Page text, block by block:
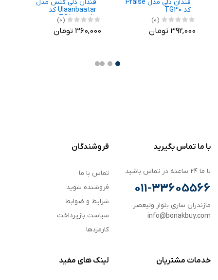
قندان دلی مدل Praise
کد TG30
(0)
392,000 تومان
قندان دلی گلس مدل
Ulaanbaatar کد
TG9003-3/5
(0)
360,000 تومان
با ما تماس بگیرید
با ما ۲۴ ساعته در تماس باشید
011-33605566
مازندران ساری بلوار ولیعصر
info@bonakbuy.com
فروشندگان
تماس با ما
فروشنده شوید
شرایط و ضوابط
سیاست بازپرداخت
کارمزدها
خدمات مشتریان لینک های مفید